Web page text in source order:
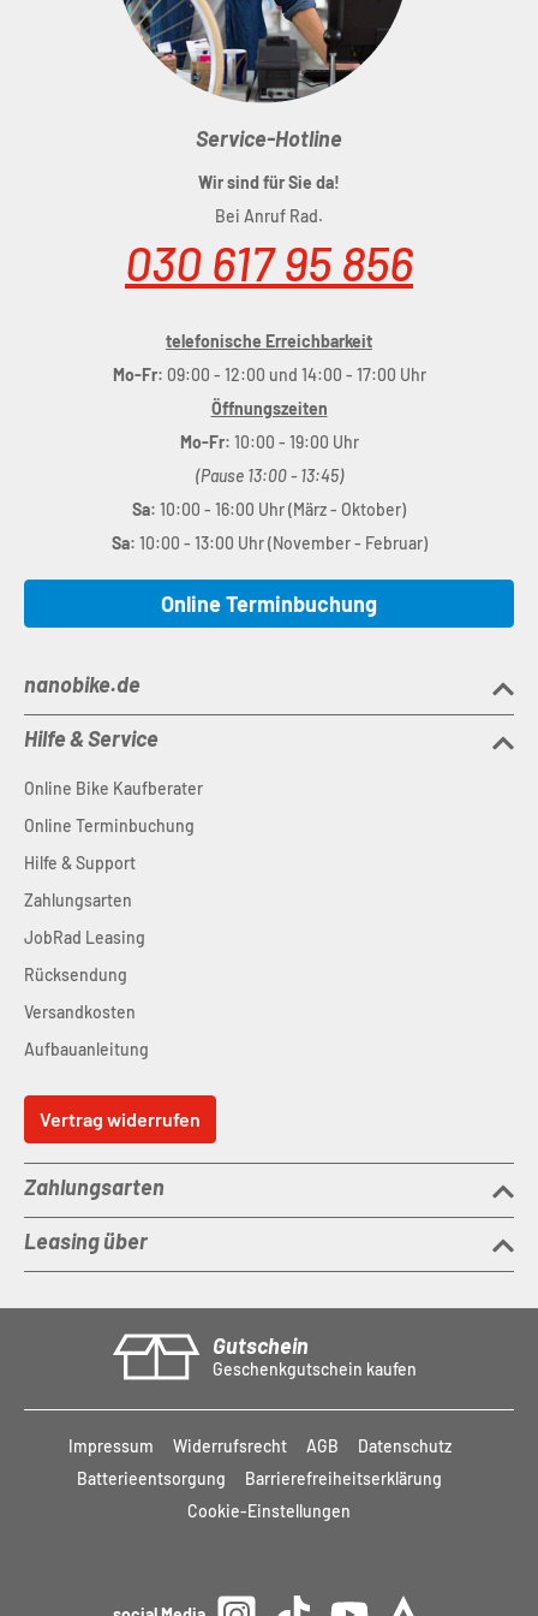
Service-Hotline
Wir sind für Sie da!
Bei Anruf Rad.
030 617 95 856
telefonische Erreichbarkeit
Mo-Fr: 09:00 - 12:00 und 14:00 - 17:00 Uhr
Öffnungszeiten
Mo-Fr: 10:00 - 19:00 Uhr
(Pause 13:00 - 13:45)
Sa: 10:00 - 16:00 Uhr (März - Oktober)
Sa: 10:00 - 13:00 Uhr (November - Februar)
Online Terminbuchung
nanobike.de
Hilfe & Service
Online Bike Kaufberater
Online Terminbuchung
Hilfe & Support
Zahlungsarten
JobRad Leasing
Rücksendung
Versandkosten
Aufbauanleitung
Vertrag widerrufen
Zahlungsarten
Leasing über
Gutschein
Geschenkgutschein kaufen
Impressum Widerrufsrecht AGB
Datenschutz
Batterieentsorgung
Barrierefreiheitserklärung
Cookie-Einstellungen